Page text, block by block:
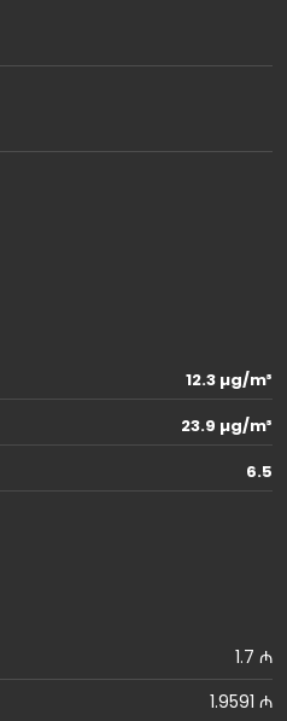
12.3 µg/m³
23.9 µg/m³
6.5
1.7 ₼
1.9591 ₼